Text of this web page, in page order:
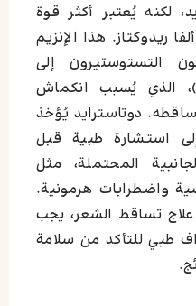
لكنه يُعتبر أكثر قوة
في تثبيط إنزيم 5-ألفا ريدوكتاز. هذا الإنزيم
التستوستيرون إلى
ديهدروتستوستيرون (DHT)، الذي يُسبب انكماش
دوتاسترايد يُؤخذ
استشارة طبية قبل
المحتملة، مثل
واضطرابات هرمونية.
تساقط الشعر، يجب
طبي للتأكد من سلامة